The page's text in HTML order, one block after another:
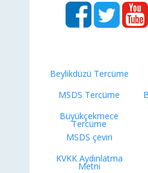
Beylikdüzü Tercüme
MSDS Tercüme
Büyükçekmece
Tercüme
MSDS çeviri
KVKK Aydınlatma
Metni